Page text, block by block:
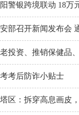
警银跨境联动 18万
部召开新闻发布会
投资、推销保健品
考后防诈小贴士
区：拆穿高息画皮